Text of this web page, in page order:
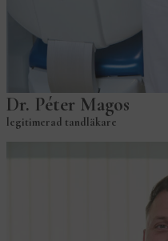
Dr. Péter Magos
legitimerad tandläkare